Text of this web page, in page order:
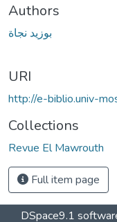
Authors
بوزيد نجاة
URI
http://e-biblio.univ-
Collections
Revue El Mawrouth
Full item page
DSpace9.1